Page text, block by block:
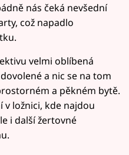
nás čeká nevšední
což napadlo
velmi oblíbená
a nic se na tom
a pěkném bytě.
v ložnici, kde najdou
i další žertovné